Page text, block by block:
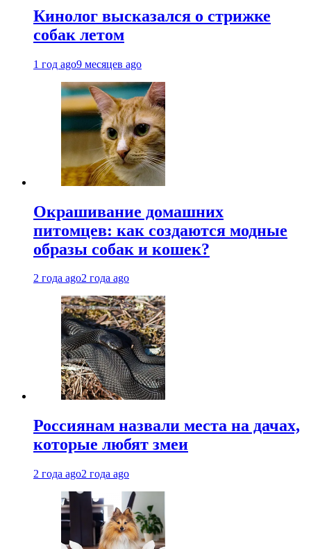
Кинолог высказался о стрижке
собак летом
1 год ago9 месяцев ago
Окрашивание домашних
питомцев: как создаются модные
образы собак и кошек?
2 года ago2 года ago
Россиянам назвали места на дачах,
которые любят змеи
2 года ago2 года ago